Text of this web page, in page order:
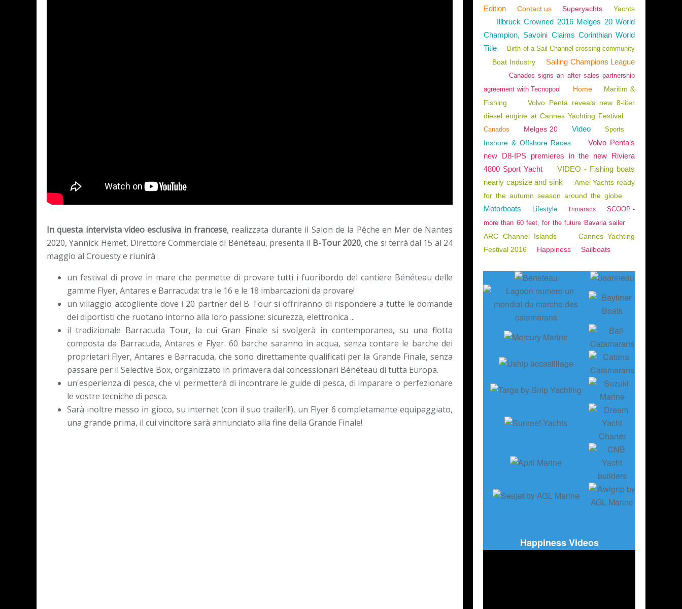
In questa intervista video esclusiva in francese, realizzata durante il Salon de la Pêche en Mer de Nantes
2020, Yannick Hemet, Direttore Commerciale di Bénéteau, presenta il B-Tour 2020, che si terrà dal 15 al 24
maggio al Crouesty e riunirà :
un festival di prove in mare che permette di provare tutti i fuoribordo del cantiere Bénéteau delle
gamme Flyer, Antares e Barracuda: tra le 16 e le 18 imbarcazioni da provare!
un villaggio accogliente dove i 20 partner del B Tour si offriranno di rispondere a tutte le domande
dei diportisti che ruotano intorno alla loro passione: sicurezza, elettronica ...
il tradizionale Barracuda Tour, la cui Gran Finale si svolgerà in contemporanea, su una flotta
composta da Barracuda, Antares e Flyer. 60 barche saranno in acqua, senza contare le barche dei
proprietari Flyer, Antares e Barracuda, che sono direttamente qualificati per la Grande Finale, senza
passare per il Selective Box, organizzato in primavera dai concessionari Bénéteau di tutta Europa.
un'esperienza di pesca, che vi permetterà di incontrare le guide di pesca, di imparare o perfezionare
le vostre tecniche di pesca.
Sarà inoltre messo in gioco, su internet (con il suo trailer!!!), un Flyer 6 completamente equipaggiato,
una grande prima, il cui vincitore sarà annunciato alla fine della Grande Finale!
Edition
Contact us Superyachts Yachts
Illbruck Crowned 2016 Melges 20 World
Champion, Savoini Claims Corinthian World
Title
Birth of a Sail Channel crossing community
Boat Industry Sailing Champions League
Canados signs an after sales partnership
agreement with Tecnopool
Home
Maritim &
Fishing
Volvo Penta reveals new 8-liter
diesel engine at Cannes Yachting Festival
Canados Melges 20 Video Sports
Inshore & Offshore Races
Volvo Penta’s
new D8-IPS premieres in the new Riviera
4800 Sport Yacht
VIDEO - Fishing boats
nearly capsize and sink
Amel Yachts ready
for the autumn season around the globe
Motorboats Lifestyle Trimarans
SCOOP -
more than 60 feet, for the future Bavaria sailer
ARC Channel Islands
Cannes Yachting
Festival 2016
Happiness Sailboats
Happiness Videos